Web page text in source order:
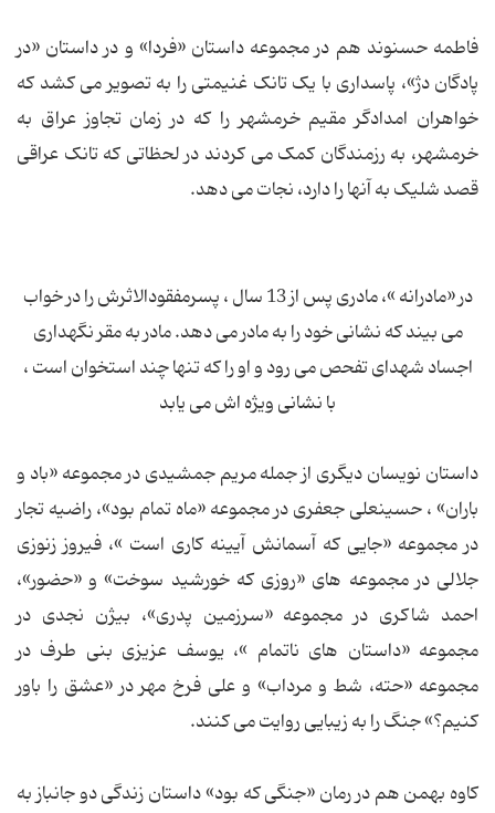
فاطمه حسنوند هم در مجموعه داستان «فردا» و در داستان «در
پادگان دژ»، پاسداری با یک تانک غنیمتی را به تصویر می کشد که
خواهران امدادگر مقیم خرمشهر را که در زمان تجاوز عراق به
خرمشهر، به رزمندگان کمک می کردند در لحظاتی که تانک عراقی
قصد شلیک به آنها را دارد، نجات می دهد.
در «مادرانه »، مادری پس از 13 سال ، پسرمفقودالاثرش را در خواب
می بیند که نشانی خود را به مادر می دهد. مادر به مقر نگهداری
اجساد شهدای تفحص می رود و او را که تنها چند استخوان است ،
با نشانی ویژه اش می یابد
داستان نویسان دیگری از جمله مریم جمشیدی در مجموعه «باد و
باران» ، حسینعلی جعفری در مجموعه «ماه تمام بود»، راضیه تجار
در مجموعه «جایی که آسمانش آیینه کاری است »، فیروز زنوزی
جلالی در مجموعه های «روزی که خورشید سوخت» و «حضور»،
احمد شاکری در مجموعه «سرزمین پدری»، بیژن نجدی در
مجموعه «داستان های ناتمام »، یوسف عزیزی بنی طرف در
مجموعه «حته، شط و مرداب» و علی فرخ مهر در «عشق را باور
کنیم؟» جنگ را به زیبایی روایت می کنند.
کاوه بهمن هم در رمان «جنگی که بود» داستان زندگی دو جانباز به